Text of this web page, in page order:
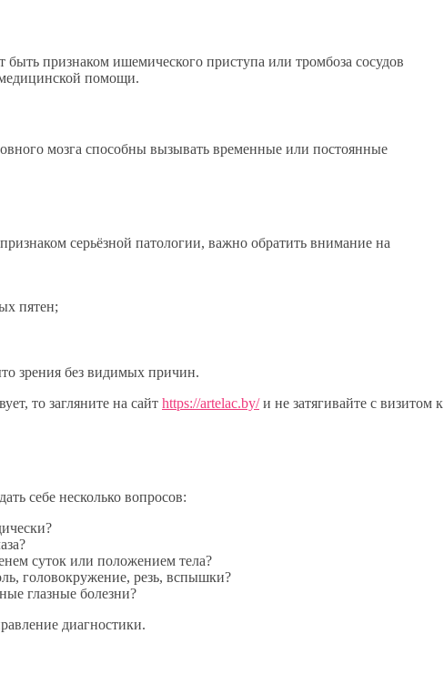
быть признаком ишемического приступа или тромбоза сосудов
медицинской помощи.
мозга способны вызывать временные или постоянные
серьёзной патологии, важно обратить внимание на
пятен;
зрения без видимых причин.
то загляните на сайт https://artelac.by/и не затягивайте с визитом к
себе несколько вопросов:
суток или положением тела?
головокружение, резь, вспышки?
глазные болезни?
диагностики.